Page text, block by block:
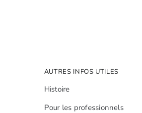
AUTRES INFOS UTILES
Histoire
Pour les professionnels